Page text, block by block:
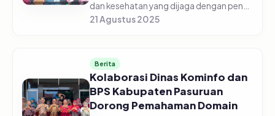
dan kesehatan yang dijaga dengan penuh
kesadaran. Namun, edukasi kesehatan
21 Agustus 2025
Berita
Kolaborasi Dinas Kominfo dan
BPS Kabupaten Pasuruan
Dorong Pemahaman Domain